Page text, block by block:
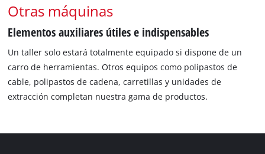
Otras máquinas
Elementos auxiliares útiles e indispensables
Un taller solo estará totalmente equipado si dispone de un
carro de herramientas. Otros equipos como polipastos de
cable, polipastos de cadena, carretillas y unidades de
extracción completan nuestra gama de productos.